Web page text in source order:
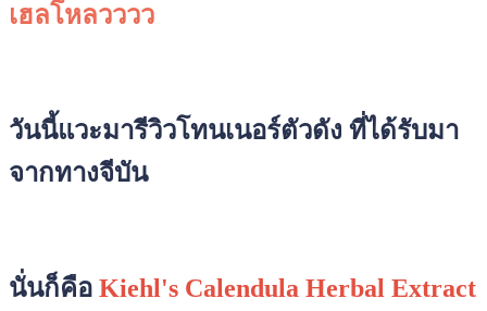
เฮลโหลวววว
วันนี้แวะมารีวิวโทนเนอร์ตัวดัง ที่ได้รับมา
จากทางจีบัน
นั่นก็คือ Kiehl's Calendula Herbal Extract